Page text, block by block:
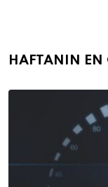
HAFTANIN EN